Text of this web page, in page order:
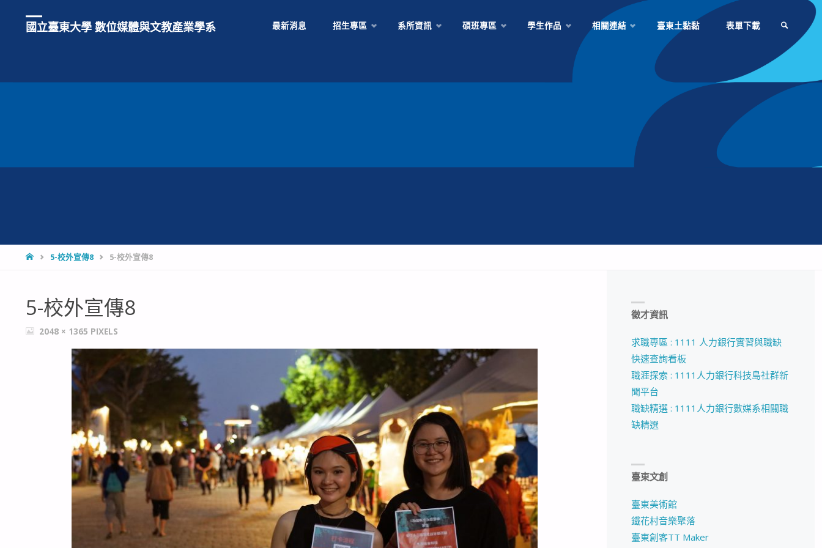
國立臺東大學 數位媒體與文教產業學系 最新消息 招生專區 系所資訊 碩班專區 學生作品 相關連結 臺東土黏黏 表單下載
HOME5-校外宣傳8 5-校外宣傳8
5-校外宣傳8
FULL2048 × 1365 PIXELS
徵才資訊
求職專區 : 1111 人力銀行實習與職缺
快速查詢看板
職涯探索 : 1111人力銀行科技島社群新
聞平台
職缺精選 : 1111人力銀行數媒系相關職
缺精選
臺東文創
臺東美術館
鐵花村音樂聚落
臺東創客TT Maker